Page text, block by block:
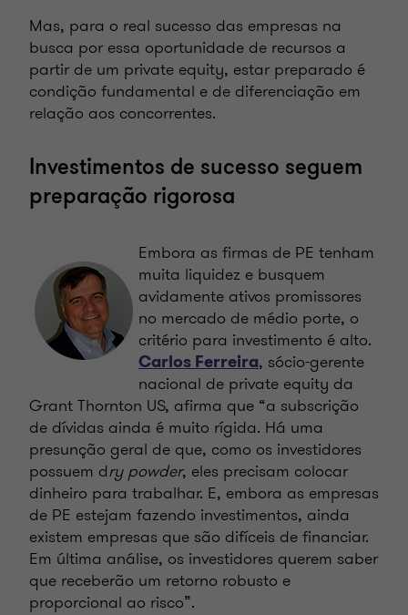
Mas, para o real sucesso das empresas na
busca por essa oportunidade de recursos a
partir de um private equity, estar preparado é
condição fundamental e de diferenciação em
relação aos concorrentes.
Investimentos de sucesso seguem
preparação rigorosa
Embora as firmas de PE tenham
muita liquidez e busquem
avidamente ativos promissores
no mercado de médio porte, o
critério para investimento é alto.
Carlos Ferreira, sócio-gerente
nacional de private equity da
Grant Thornton US, afirma que “a subscrição
de dívidas ainda é muito rígida. Há uma
presunção geral de que, como os investidores
possuem dry powder, eles precisam colocar
dinheiro para trabalhar. E, embora as empresas
de PE estejam fazendo investimentos, ainda
existem empresas que são difíceis de financiar.
Em última análise, os investidores querem saber
que receberão um retorno robusto e
proporcional ao risco”.